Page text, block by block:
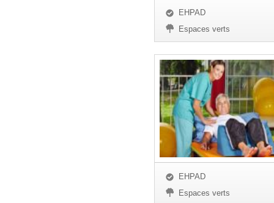
EHPAD
Espaces verts
EHPAD
Espaces verts